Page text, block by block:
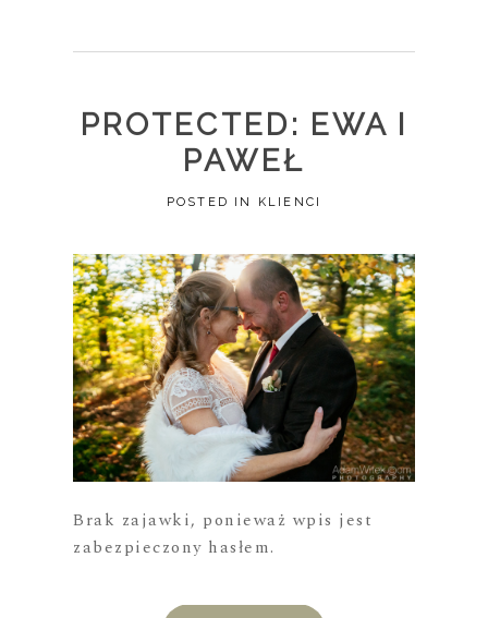
PROTECTED: EWA I
PAWEŁ
POSTED IN KLIENCI
Brak zajawki, ponieważ wpis jest
zabezpieczony hasłem.